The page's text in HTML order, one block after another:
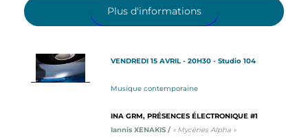
Plus d'informations
VENDREDI 15 AVRIL - 20H30 - Studio 104
Musique contemporaine
INA GRM, PRÉSENCES ÉLECTRONIQUE #1
Iannis XENAKIS / « Mycènes Alpha »